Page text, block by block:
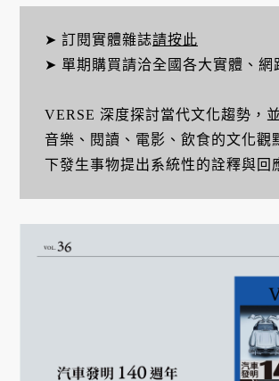
➤ 訂閱實體雜誌請按此
➤ 單期購買請洽全國各大實體、網
VERSE 深度探討當代文化趨勢，
音樂、閱讀、電影、飲食的文化觀
下發生事物提出系統性的詮釋與回